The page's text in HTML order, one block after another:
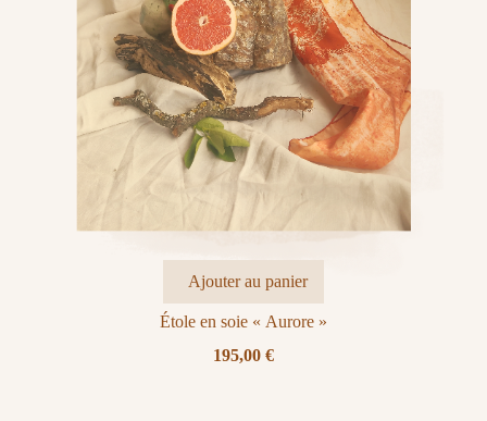
Ajouter au panier
Étole en soie « Aurore »
195,00 €